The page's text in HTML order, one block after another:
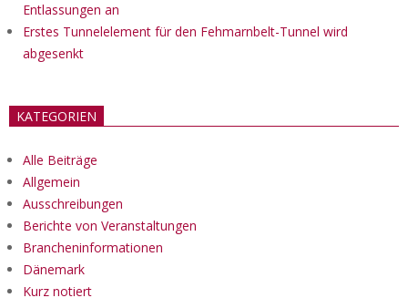
Entlassungen an
Erstes Tunnelelement für den Fehmarnbelt-Tunnel wird
abgesenkt
KATEGORIEN
Alle Beiträge
Allgemein
Ausschreibungen
Berichte von Veranstaltungen
Brancheninformationen
Dänemark
Kurz notiert